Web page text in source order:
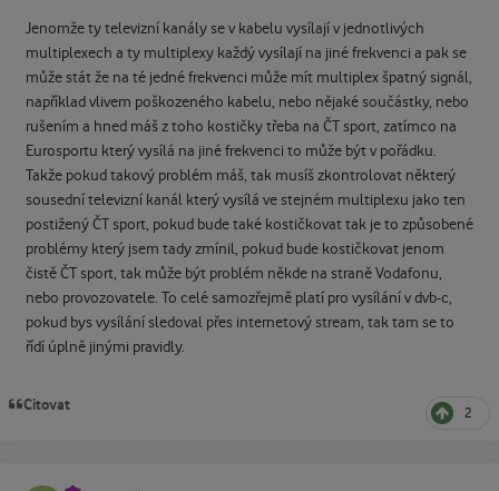
Jenomže ty televizní kanály se v kabelu vysílají v jednotlivých
multiplexech a ty multiplexy každý vysílají na jiné frekvenci a pak se
může stát že na té jedné frekvenci může mít multiplex špatný signál,
například vlivem poškozeného kabelu, nebo nějaké součástky, nebo
rušením a hned máš z toho kostičky třeba na ČT sport, zatímco na
Eurosportu který vysílá na jiné frekvenci to může být v pořádku.
Takže pokud takový problém máš, tak musíš zkontrolovat některý
sousední televizní kanál který vysílá ve stejném multiplexu jako ten
postižený ČT sport, pokud bude také kostičkovat tak je to způsobené
problémy který jsem tady zmínil, pokud bude kostičkovat jenom
čistě ČT sport, tak může být problém někde na straně Vodafonu,
nebo provozovatele. To celé samozřejmě platí pro vysílání v dvb-c,
pokud bys vysílání sledoval přes internetový stream, tak tam se to
řídí úplně jinými pravidly.
Citovat 2